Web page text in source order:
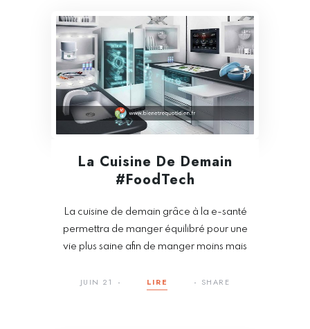
La Cuisine De Demain
#FoodTech
La cuisine de demain grâce à la e-santé
permettra de manger équilibré pour une
vie plus saine afin de manger moins mais
JUIN 21 LIRE SHARE